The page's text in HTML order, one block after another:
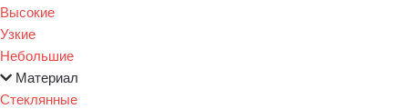
Высокие
Узкие
Небольшие
Материал
Стеклянные